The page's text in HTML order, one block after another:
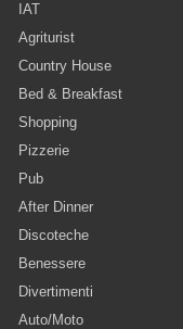
IAT
Agriturist
Country House
Bed & Breakfast
Shopping
Pizzerie
Pub
After Dinner
Discoteche
Benessere
Divertimenti
Auto/Moto